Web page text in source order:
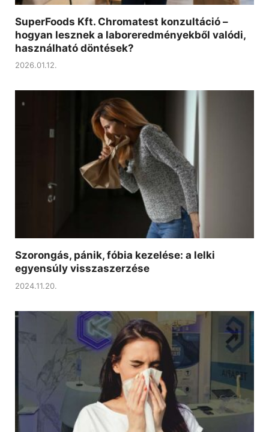
SuperFoods Kft. Chromatest konzultáció –
hogyan lesznek a laboreredményekből valódi,
használható döntések?
2026.01.12.
Szorongás, pánik, fóbia kezelése: a lelki
egyensúly visszaszerzése
2024.11.20.